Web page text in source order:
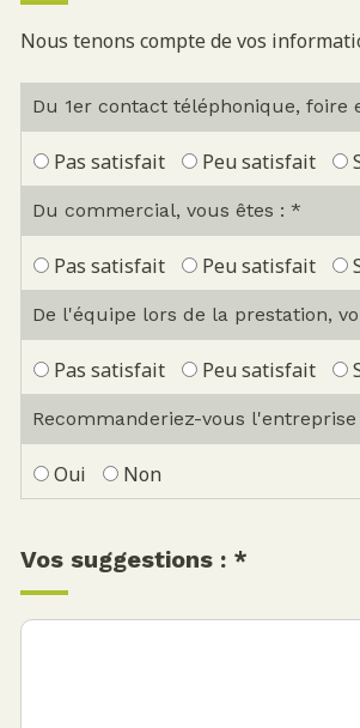
Nous tenons compte de vos
Du 1er contact téléphonique, foire
Pas satisfait Peu satisfait
Du commercial, vous êtes : *
Pas satisfait Peu satisfait
De l'équipe lors de la prestation,
Pas satisfait Peu satisfait
Recommanderiez-vous
Oui Non
Vos suggestions : *